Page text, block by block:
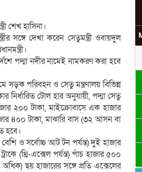
শেখ হাসিনা।
সঙ্গে দেখা করেন সেতুমন্ত্রী ওবায়দুল
পদ্মা নদীর নামেই নামকরণ করা হবে
সড়ক পরিবহন ও সেতু মন্ত্রণালয় বিভিন্ন
নির্ধারিত টোল হার অনুযায়ী, পদ্মা সেতু
২০০ টাকা, মাইক্রোবাসে এক হাজার
৪০০ টাকা, মাঝারি বাস (৩২ আসন বা
হবে।
ও সর্বোচ্চ আট টন পর্যন্ত) দুই হাজার
(থ্রি-এক্সেল পর্যন্ত) পাঁচ হাজার ৫০০
ছয় হাজারের সঙ্গে প্রতি এক্সেলের